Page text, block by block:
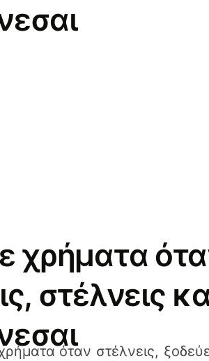
χρήματα
στέλνεις
όταν στέλνεις,